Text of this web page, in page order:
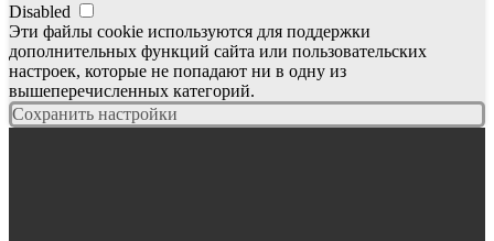
Disabled
Эти файлы cookie используются для поддержки
дополнительных функций сайта или пользовательских
настроек, которые не попадают ни в одну из
вышеперечисленных категорий.
Сохранить настройки